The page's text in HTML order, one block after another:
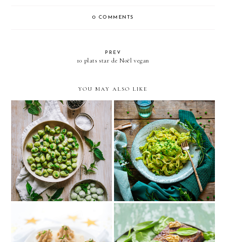
0 COMMENTS
PREV
10 plats star de Noël vegan
YOU MAY ALSO LIKE
Gnocchetti d'orties à l'ail
des ours et au basilic
Pesto de petits pois